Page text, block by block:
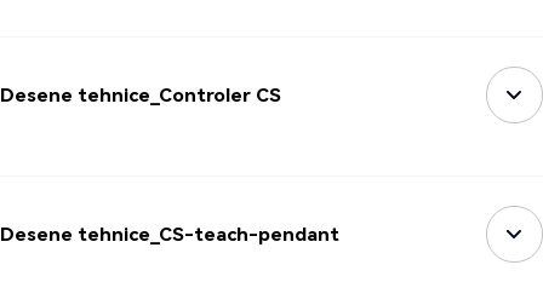
Desene tehnice_Controler CS
Desene tehnice_CS-teach-pendant